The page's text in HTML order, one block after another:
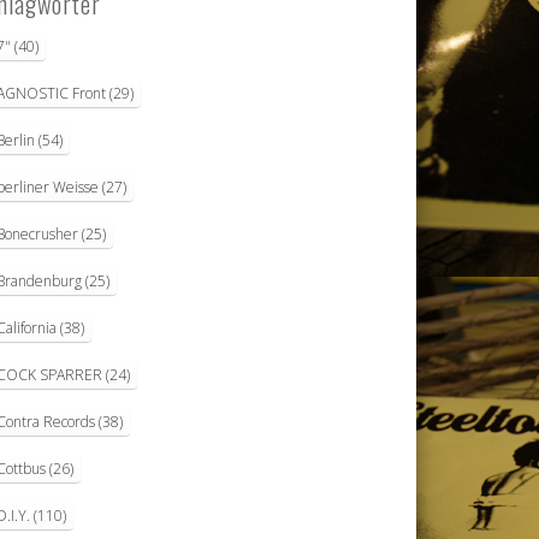
(40)
Front(29)
(54)
Weisse (27)
(25)
(25)
(38)
SPARRER (24)
Records(38)
(26)
(110)